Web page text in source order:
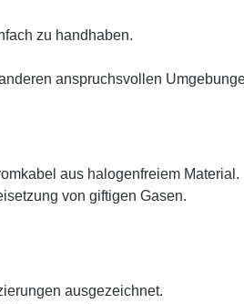
zu handhaben.
anspruchsvollen
aus halogenfreiem Material.
von giftigen Gasen.
ausgezeichnet.